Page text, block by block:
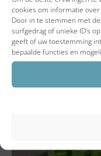
cookies om informatie over
Door in te stemmen met
surfgedrag of unieke ID's
geeft of uw toestemming
bepaalde functies en
Algemene Utrechtse
visserijkundig
Lees verder »